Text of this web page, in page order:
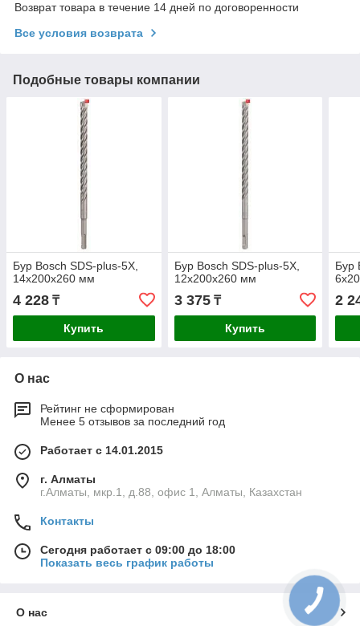
Возврат товара в течение 14 дней по договоренности
Все условия возврата
Подобные товары компании
Бур Bosch SDS-plus-5X,
14x200x260 мм
4 228 ₸
Купить
Бур Bosch SDS-plus-5X,
12x200x260 мм
3 375₸
Купить
Бур
2
О нас
Рейтинг не сформирован
Менее 5 отзывов за последний год
Работает с 14.01.2015
г. Алматы
г.Алматы, мкр.1, д.88, офис 1, Алматы, Казахстан
Контакты
Сегодня работает с 09:00 до 18:00
Показать весь график работы
О нас